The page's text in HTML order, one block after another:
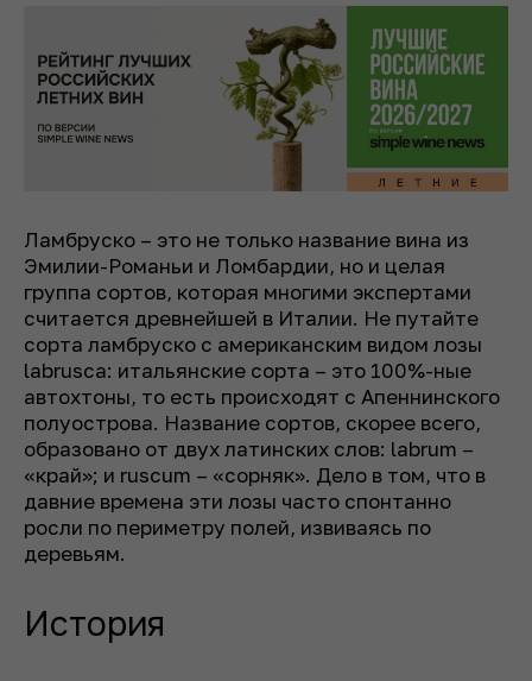
Ламбруско – это не только название вина из
Эмилии-Романьи и Ломбардии, но и целая
группа сортов, которая многими экспертами
считается древнейшей в Италии. Не путайте
сорта ламбруско с американским видом лозы
labrusca: итальянские сорта – это 100%-ные
автохтоны, то есть происходят с Апеннинского
полуострова. Название сортов, скорее всего,
образовано от двух латинских слов: labrum –
«край»; и ruscum – «сорняк». Дело в том, что в
давние времена эти лозы часто спонтанно
росли по периметру полей, извиваясь по
деревьям.
История